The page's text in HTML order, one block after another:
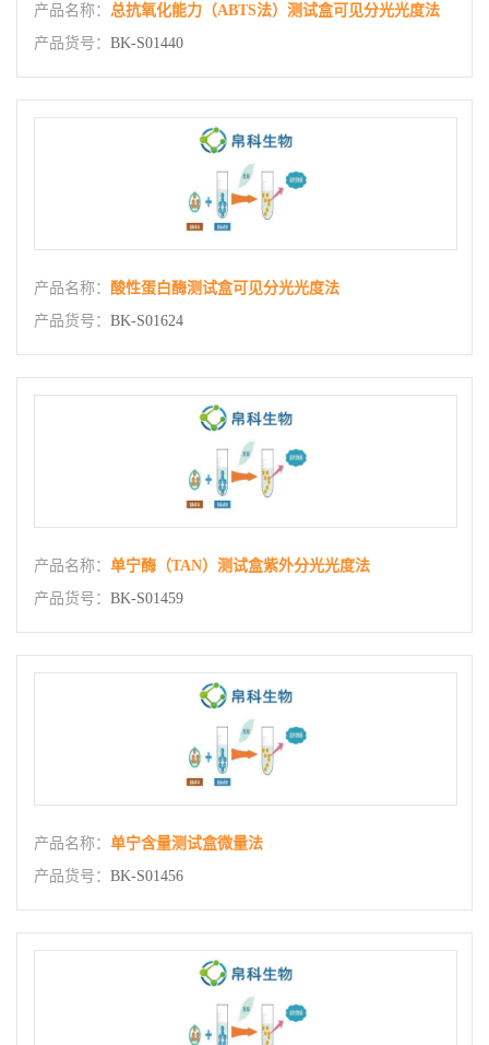
产品名称： 总抗氧化能力（ABTS法）测试盒可见分光光度法
产品货号： BK-S01440
产品名称： 酸性蛋白酶测试盒可见分光光度法
产品货号： BK-S01624
产品名称： 单宁酶（TAN）测试盒紫外分光光度法
产品货号： BK-S01459
产品名称： 单宁含量测试盒微量法
产品货号： BK-S01456